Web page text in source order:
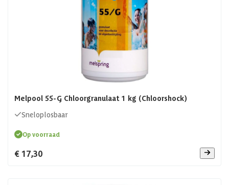
Melpool 55-G Chloorgranulaat 1 kg (Chloorshock)
Sneloplosbaar
Op voorraad
€ 17,30